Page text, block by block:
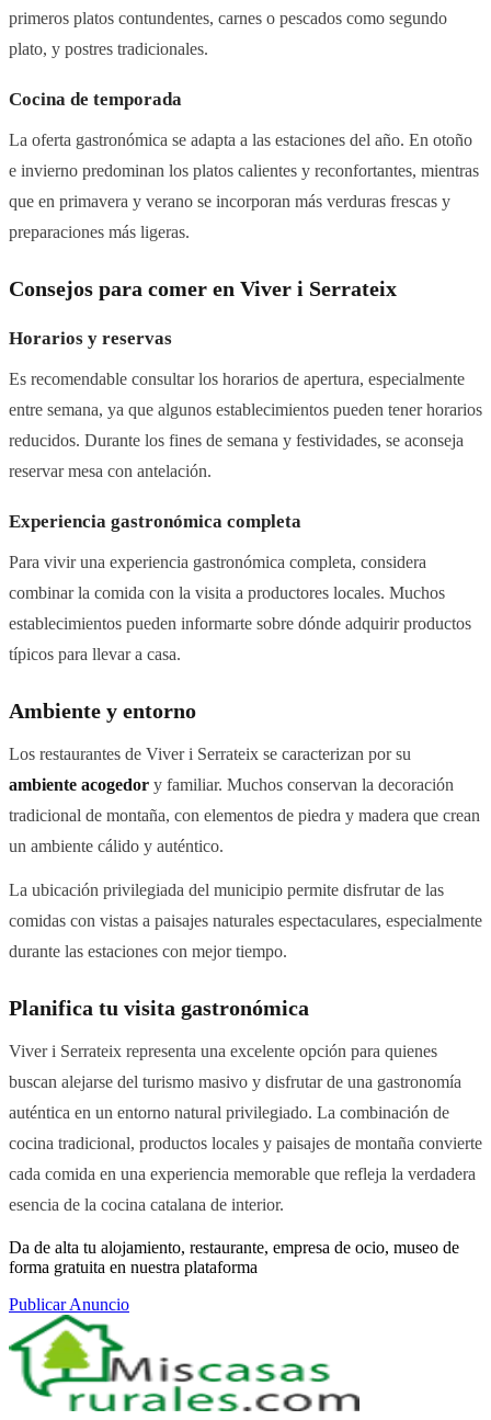
primeros platos contundentes, carnes o pescados como segundo
plato, y postres tradicionales.
Cocina de temporada
La oferta gastronómica se adapta a las estaciones del año. En otoño
e invierno predominan los platos calientes y reconfortantes, mientras
que en primavera y verano se incorporan más verduras frescas y
preparaciones más ligeras.
Consejos para comer en Viver i Serrateix
Horarios y reservas
Es recomendable consultar los horarios de apertura, especialmente
entre semana, ya que algunos establecimientos pueden tener horarios
reducidos. Durante los fines de semana y festividades, se aconseja
reservar mesa con antelación.
Experiencia gastronómica completa
Para vivir una experiencia gastronómica completa, considera
combinar la comida con la visita a productores locales. Muchos
establecimientos pueden informarte sobre dónde adquirir productos
típicos para llevar a casa.
Ambiente y entorno
Los restaurantes de Viver i Serrateix se caracterizan por su
ambiente acogedor y familiar. Muchos conservan la decoración
tradicional de montaña, con elementos de piedra y madera que crean
un ambiente cálido y auténtico.
La ubicación privilegiada del municipio permite disfrutar de las
comidas con vistas a paisajes naturales espectaculares, especialmente
durante las estaciones con mejor tiempo.
Planifica tu visita gastronómica
Viver i Serrateix representa una excelente opción para quienes
buscan alejarse del turismo masivo y disfrutar de una gastronomía
auténtica en un entorno natural privilegiado. La combinación de
cocina tradicional, productos locales y paisajes de montaña convierte
cada comida en una experiencia memorable que refleja la verdadera
esencia de la cocina catalana de interior.
Da de alta tu alojamiento, restaurante, empresa de ocio, museo de
forma gratuita en nuestra plataforma
Publicar Anuncio